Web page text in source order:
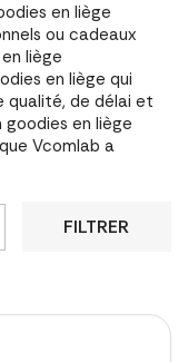
en liège
ou cadeaux
liège
en liège qui
qualité, de délai et
goodies en liège
Vcomlab a
FILTRER